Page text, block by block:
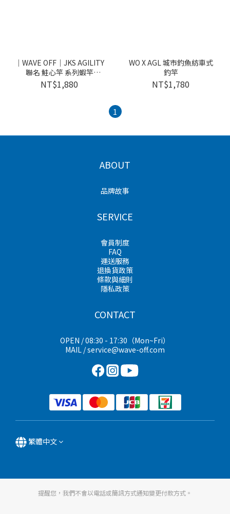
｜WAVE OFF｜JKS AGILITY
聯名 鮭心竿 系列蝦竿
Shrimp Rod
NT$1,880
WO X AGL 城市釣魚紡車式
釣竿
NT$1,780
1
ABOUT
品牌故事
SERVICE
會員制度
FAQ
運送服務
退換貨政策
條款與細則
隱私政策
CONTACT
OPEN / 08:30 - 17:30（Mon~Fri）
MAIL / service@wave-off.com
繁體中文
提醒您，我們不會以電話或簡訊方式通知變更付款方式。